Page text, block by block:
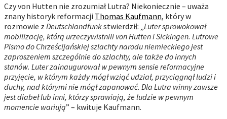
Czy von Hutten nie zrozumiał Lutra? Niekoniecznie – uważa
znany historyk reformacji Thomas Kaufmann, który w
rozmowie z Deutschlandfunkstwierdził: „ Luter sprowokował
mobilizację, którą urzeczywistnili von Hutten i Sickingen. Lutrowe
Pismo do Chrześcijańskiej szlachty narodu niemieckiego jest
zaproszeniem szczególnie do szlachty, ale także do innych
stanów. Luter zainaugurował w pewnym sensie reformacyjne
przyjęcie, w którym każdy mógł wziąć udział, przyciągnął ludzi i
duchy, nad którymi nie mógł zapanować. Dla Lutra winny zawsze
jest diabeł lub inni, którzy sprawiają, że ludzie w pewnym
momencie wariują” – kwituje Kaufmann.